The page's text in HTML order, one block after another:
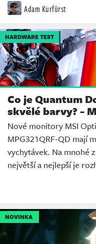
Adam Kurfürst
HARDWARE TEST
Co je Quantum
skvělé barvy? -
Nové monitory MSI
MPG321QRF-QD mají
vychytávek. Na mnohé
největší a nejlepší je
NOVINKA